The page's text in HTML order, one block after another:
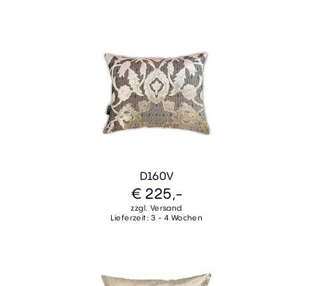
D160V
€ 225,-
zzgl. Versand
Lieferzeit: 3 - 4 Wochen